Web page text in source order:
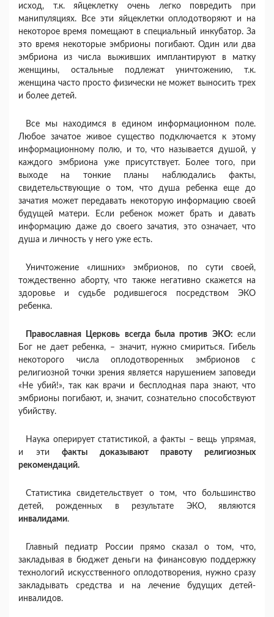
исход, т.к. яйцеклетку очень легко повредить при
манипуляциях. Все эти яйцеклетки оплодотворяют и на
некоторое время помещают в специальный инкубатор. За
это время некоторые эмбрионы погибают. Один или два
эмбриона из числа выживших имплантируют в матку
женщины, остальные подлежат уничтожению, т.к.
женщина часто просто физически не может выносить трех
и более детей.
Все мы находимся в едином информационном поле.
Любое зачатое живое существо подключается к этому
информационному полю, и то, что называется душой, у
каждого эмбриона уже присутствует. Более того, при
выходе на тонкие планы наблюдались факты,
свидетельствующие о том, что душа ребенка еще до
зачатия может передавать некоторую информацию своей
будущей матери. Если ребенок может брать и давать
информацию даже до своего зачатия, это означает, что
душа и личность у него уже есть.
Уничтожение «лишних» эмбрионов, по сути своей,
тождественно аборту, что также негативно скажется на
здоровье и судьбе родившегося посредством ЭКО
ребенка.
Православная Церковь всегда была против ЭКО: если
Бог не дает ребенка, – значит, нужно смириться. Гибель
некоторого числа оплодотворенных эмбрионов с
религиозной точки зрения является нарушением заповеди
«Не убий!», так как врачи и бесплодная пара знают, что
эмбрионы погибают, и, значит, сознательно способствуют
убийству.
Наука оперирует статистикой, а факты – вещь упрямая,
и этифакты доказывают правоту религиозных
рекомендаций.
Статистика свидетельствует о том, что большинство
детей, рожденных в результате ЭКО, являются
инвалидами.
Главный педиатр России прямо сказал о том, что,
закладывая в бюджет деньги на финансовую поддержку
технологий искусственного оплодотворения, нужно сразу
закладывать средства и на лечение будущих детей-
инвалидов.